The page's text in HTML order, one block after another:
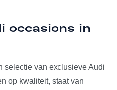
occasions in
selectie van exclusieve Audi
op kwaliteit, staat van